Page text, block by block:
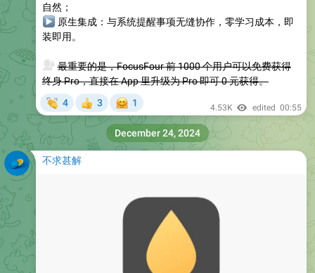
自然；
原生集成：与系统提醒事项无缝协作，零学习成本，即
装即用。
最重要的是，FocusFour 前 1000 个用户可以免费获得
终身 Pro，直接在 App 里升级为 Pro 即可 0 元获得。
4 3
🤗
1 4.53K edited 00:55
不求甚解
December 24, 2024